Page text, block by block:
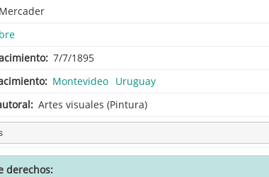
Mercader
7/7/1895
Montevideo Uruguay
Artes visuales (Pintura)
derechos